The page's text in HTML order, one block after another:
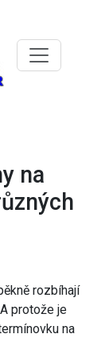
na
rozbíhají
protože je
na